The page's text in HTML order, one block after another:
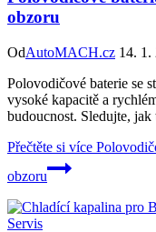
obzoru
OdAutoMACH.cz 14. 1.
Polovodičové baterie se
vysoké kapacitě a
budoucnost. Sledujte,
Přečtěte si více
obzoru
Servis